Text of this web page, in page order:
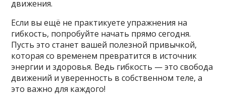
движения.
Если вы ещё не практикуете упражнения на
гибкость, попробуйте начать прямо сегодня.
Пусть это станет вашей полезной привычкой,
которая со временем превратится в источник
энергии и здоровья. Ведь гибкость — это свобода
движений и уверенность в собственном теле, а
это важно для каждого!